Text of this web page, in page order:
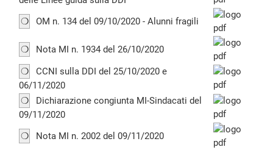
❍
OM n. 134 del 09/10/2020 - Alunni fragili
❍
Nota MI n. 1934 del 26/10/2020
❍
CCNI sulla DDI del 25/10/2020 e
06/11/2020
❍
Dichiarazione congiunta MI-Sindacati del
09/11/2020
❍
Nota MI n. 2002 del 09/11/2020